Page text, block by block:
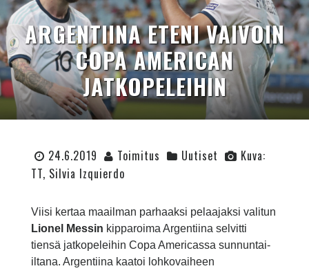
ARGENTIINA ETENI VAIVOIN
COPA AMERICAN
JATKOPELEIHIN
24.6.2019 Toimitus Uutiset
Kuva:
TT, Silvia Izquierdo
Viisi kertaa maailman parhaaksi pelaajaksi valitun
Lionel Messin kipparoima Argentiina selvitti
tiensä jatkopeleihin Copa Americassa sunnuntai-
iltana. Argentiina kaatoi lohkovaiheen